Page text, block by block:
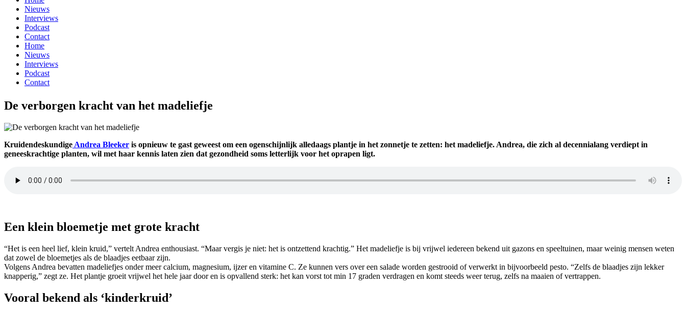
Nieuws
Interviews
Podcast
Contact
Home
Nieuws
Interviews
Podcast
Contact
De verborgen kracht van het madeliefje
Kruidendeskundige Andrea Bleeker is opnieuw te gast geweest om een ogenschijnlijk alledaags plantje in het zonnetje te zetten: het madeliefje. Andrea, die zich al decennialang verdiept in
geneeskrachtige planten, wil met haar kennis laten zien dat gezondheid soms letterlijk voor het oprapen ligt.
Een klein bloemetje met grote kracht
“Het is een heel lief, klein kruid,” vertelt Andrea enthousiast. “Maar vergis je niet: het is ontzettend krachtig.” Het madeliefje is bij vrijwel iedereen bekend uit gazons en speeltuinen, maar weinig mensen weten
dat zowel de bloemetjes als de blaadjes eetbaar zijn.
Volgens Andrea bevatten madeliefjes onder meer calcium, magnesium, ijzer en vitamine C. Ze kunnen vers over een salade worden gestrooid of verwerkt in bijvoorbeeld pesto. “Zelfs de blaadjes zijn lekker
knapperig,” zegt ze. Het plantje groeit vrijwel het hele jaar door en is opvallend sterk: het kan vorst tot min 17 graden verdragen en komt steeds weer terug, zelfs na maaien of vertrappen.
Vooral bekend als ‘kinderkruid’